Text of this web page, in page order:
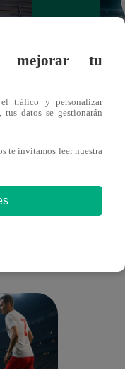
mejorar tu
tráfico y personalizar
, tus datos se gestionarán
te invitamos leer nuestra